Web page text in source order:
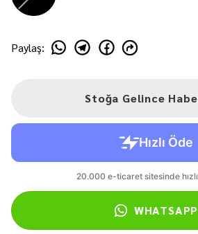
Paylaş:
Stoğa Gelince
WHATSAPP